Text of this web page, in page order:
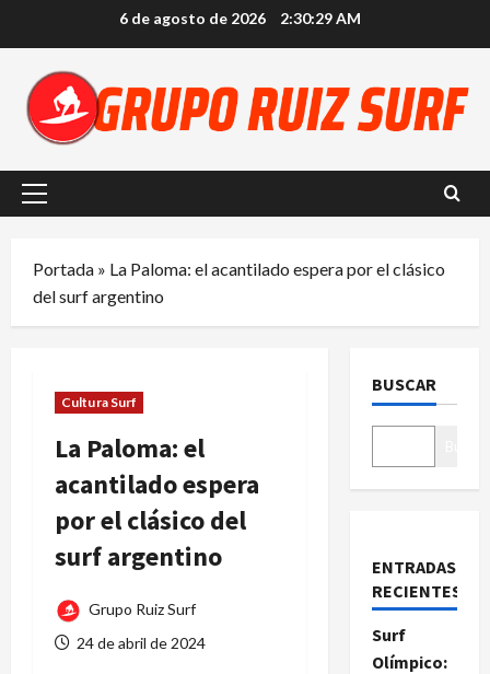
contenido
6 de agosto de 2026 2:30:30 AM
Menú
Portada » La Paloma: el acantilado espera por el clásico
del surf argentino
Cultura Surf
La Paloma: el
acantilado espera
por el clásico del
surf argentino
Grupo Ruiz Surf
24 de abril de 2024
BUSCAR
ENTRADAS
RECIENTES
Surf
Olímpico: